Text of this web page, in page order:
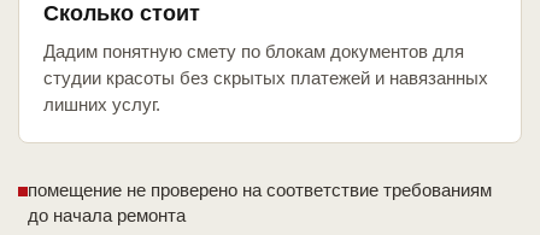
Сколько стоит
Дадим понятную смету по блокам документов для
студии красоты без скрытых платежей и навязанных
лишних услуг.
помещение не проверено на соответствие требованиям
до начала ремонта